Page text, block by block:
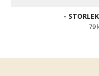
-
79